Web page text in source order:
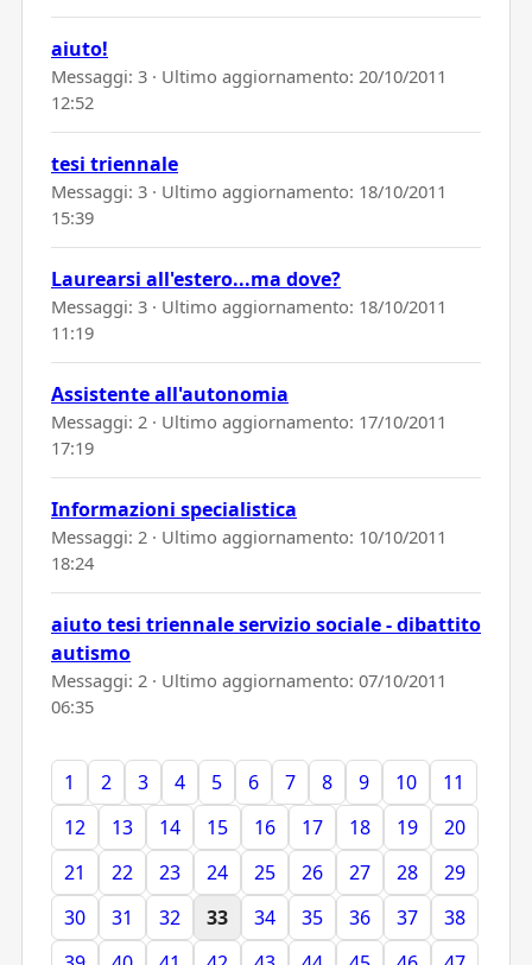
aiuto!
Messaggi: 3 · Ultimo aggiornamento: 20/10/2011
12:52
tesi triennale
Messaggi: 3 · Ultimo aggiornamento: 18/10/2011
15:39
Laurearsi all'estero...ma dove?
Messaggi: 3 · Ultimo aggiornamento: 18/10/2011
11:19
Assistente all'autonomia
Messaggi: 2 · Ultimo aggiornamento: 17/10/2011
17:19
Informazioni specialistica
Messaggi: 2 · Ultimo aggiornamento: 10/10/2011
18:24
aiuto tesi triennale servizio sociale - dibattito
autismo
Messaggi: 2 · Ultimo aggiornamento: 07/10/2011
06:35
1 2 3 4 5 6 7 8 9 10
11
12
13 14 15 16 17 18 19
20
21
22 23 24 25 26 27 28
29
30
31 32 33 34 35 36 37
38